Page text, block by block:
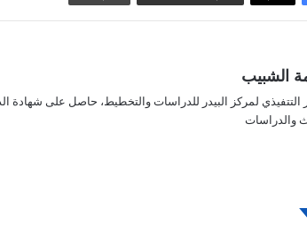
الشبيب
التتفيذي لمركز البيدر للدراسات والتخطيط، حاصل على شهادة
والدراسات